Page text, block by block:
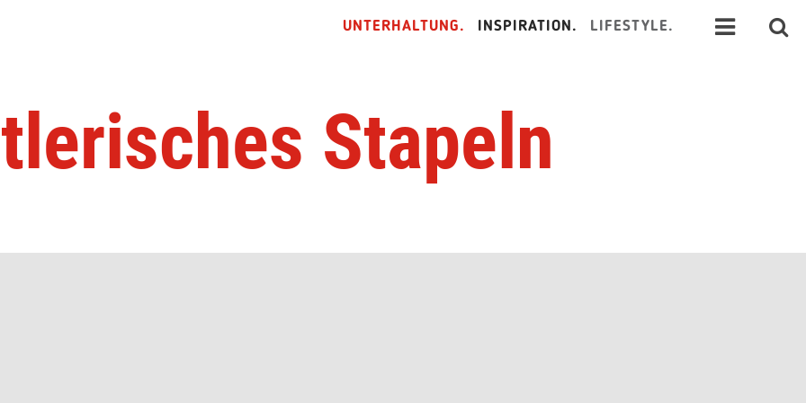
UNTERHALTUNG. INSPIRATION. LIFESTYLE.
Stapeln